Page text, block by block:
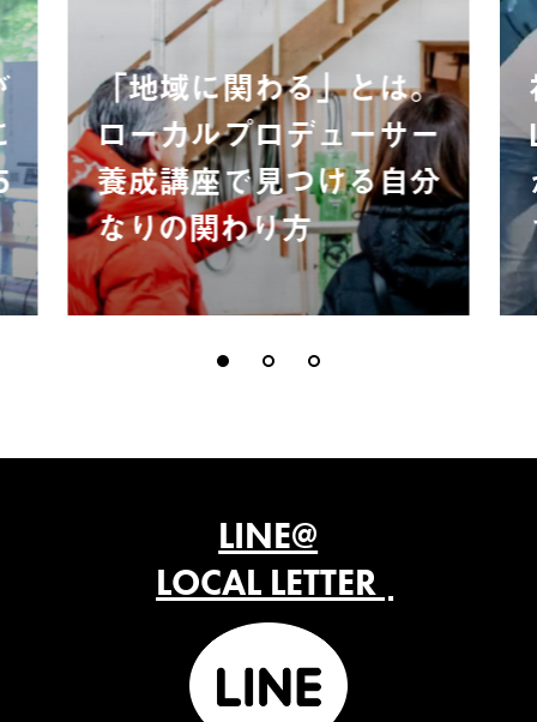
「地域に関わる」とは。
ローカルプロデューサー
養成講座で見つける自分
なりの関わり方
LINE@
LOCAL LETTER